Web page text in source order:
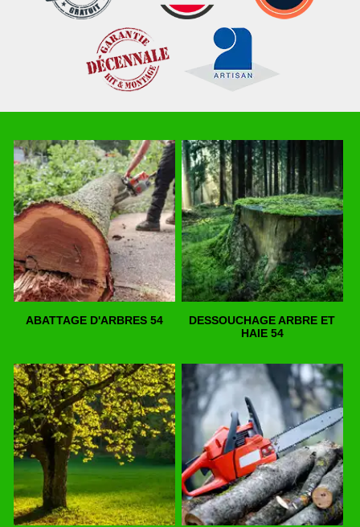
ABATTAGE D'ARBRES 54
DESSOUCHAGE ARBRE ET
HAIE 54